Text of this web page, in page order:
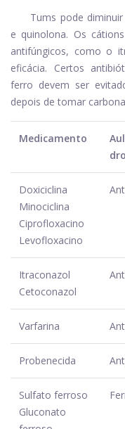
Tums pode
e quinolona. Os
antifúngicos, como o
eficácia. Certos
ferro devem ser
depois de tomar
Medicamento
Doxiciclina
Minociclina
Ciprofloxacino
Levofloxacino
Itraconazol
Cetoconazol
Varfarina
Probenecida
Sulfato ferroso
Gluconato